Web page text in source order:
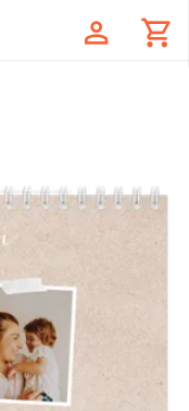
profile shopping_cart